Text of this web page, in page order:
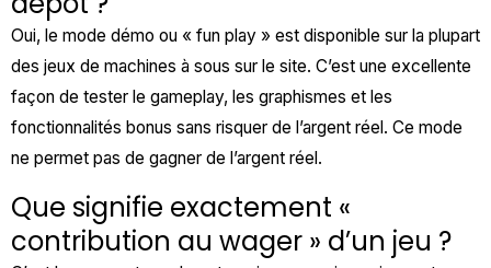
Oui, le mode démo ou « fun play » est disponible sur la plupart
des jeux de machines à sous sur le site. C’est une excellente
façon de tester le gameplay, les graphismes et les
fonctionnalités bonus sans risquer de l’argent réel. Ce mode
ne permet pas de gagner de l’argent réel.
Que signifie exactement «
contribution au wager » d’un jeu ?